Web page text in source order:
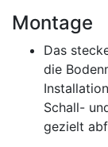
Montage
Das
die
Schall-
gezielt